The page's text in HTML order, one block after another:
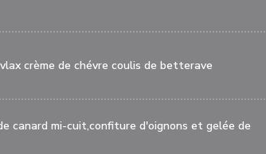
crème de chévre coulis de betterave
canard mi-cuit,confiture d'oignons et gelée de